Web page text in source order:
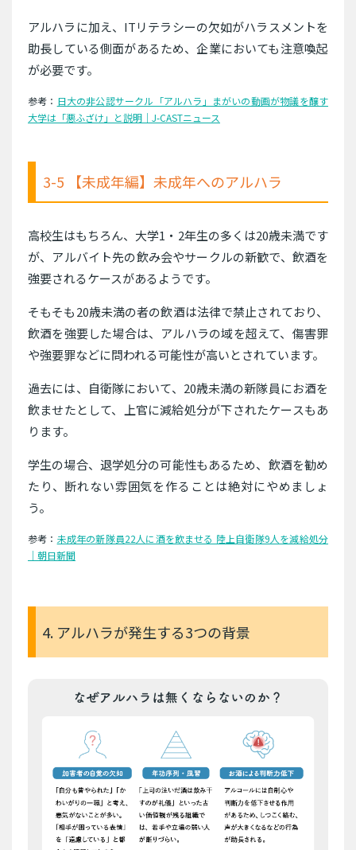
アルハラに加え、ITリテラシーの欠如がハラスメントを
助長している側面があるため、企業においても注意喚起
が必要です。
参考： 日大の非公認サークル「アルハラ」まがいの動画が物議を醸す
大学は「悪ふざけ」と説明｜J-CASTニュース
3-5 【未成年編】未成年へのアルハラ
高校生はもちろん、大学1・2年生の多くは20歳未満です
が、アルバイト先の飲み会やサークルの新歓で、飲酒を
強要されるケースがあるようです。
そもそも20歳未満の者の飲酒は法律で禁止されており、
飲酒を強要した場合は、アルハラの域を超えて、傷害罪
や強要罪などに問われる可能性が高いとされています。
過去には、自衛隊において、20歳未満の新隊員にお酒を
飲ませたとして、上官に減給処分が下されたケースもあ
ります。
学生の場合、退学処分の可能性もあるため、飲酒を勧め
たり、断れない雰囲気を作ることは絶対にやめましょ
う。
参考： 未成年の新隊員22人に酒を飲ませる 陸上自衛隊9人を減給処分
｜朝日新聞
4. アルハラが発生する3つの背景